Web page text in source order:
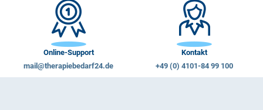
Online-Support
mail@therapiebedarf24.de
Kontakt
+49 (0) 4101-84 99 100